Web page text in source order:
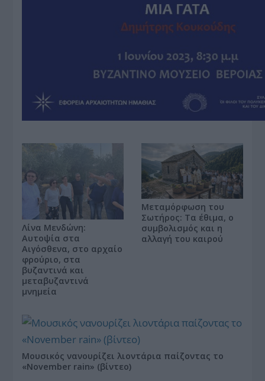
Λίνα Μενδώνη:
Αυτοψία στα
Αιγόσθενα, στο αρχαίο
φρούριο, στα
βυζαντινά και
μεταβυζαντινά
μνημεία
Μεταμόρφωση του
Σωτήρος: Τα έθιμα, ο
συμβολισμός και η
αλλαγή του καιρού
Μουσικός νανουρίζει λιοντάρια παίζοντας το
«November rain» (βίντεο)